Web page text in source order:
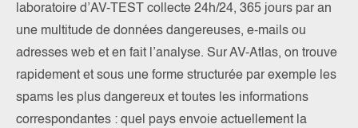
laboratoire d’AV-TEST collecte 24h/24, 365 jours par an
une multitude de données dangereuses, e-mails ou
adresses web et en fait l’analyse. Sur AV-Atlas, on trouve
rapidement et sous une forme structurée par exemple les
spams les plus dangereux et toutes les informations
correspondantes : quel pays envoie actuellement la